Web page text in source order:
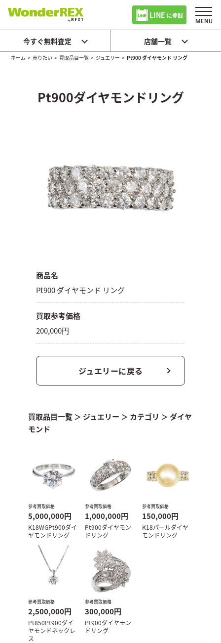
LINE に登録
今すぐ無料査定 店舗一覧
ホーム >売りたい > 買取品目一覧 > ジュエリー > Pt900 ダイヤモンド リング
Pt900ダイヤモンドリング
商品名
Pt900 ダイヤモンド リング
買取参考価格
200,000円
ジュエリーに戻る
買取品目一覧＞ ジュエリー ＞ カテゴリ ＞ダイヤ
モンド
参考買取価格
5,000,000円
K18WGPt900ダイ
ヤモンドリング
参考買取価格
1,000,000円
Pt900ダイヤモン
ドリング
参考買取価格
150,000円
K18パールダイヤ
モンドリング
参考買取価格
2,500,000円
Pt850Pt900ダイ
ヤモンドネックレ
ス
参考買取価格
300,000円
Pt900ダイヤモン
ドリング